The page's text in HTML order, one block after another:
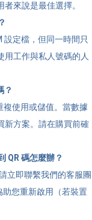
來說是最佳選擇。
設定檔，但同一時間只
用工作與私人號碼的人
？
複使用或儲值。當數據
新方案。請在購買前確
QR 碼怎麼辦？
立即聯繫我們的客服團
助您重新啟用（若裝置